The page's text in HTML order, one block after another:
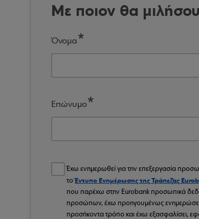
Με ποιον θα
Όνομα
Επώνυμο
Έχω ενημερωθεί για την επεξεργασία
τοΈντυπο Ενημέρωσης της Τράπεζας
που παρέχω στην Eurobank προσωπικά
προσώπων, έχω προηγουμένως
προσήκοντα τρόπο και έχω εξασφαλίσει,